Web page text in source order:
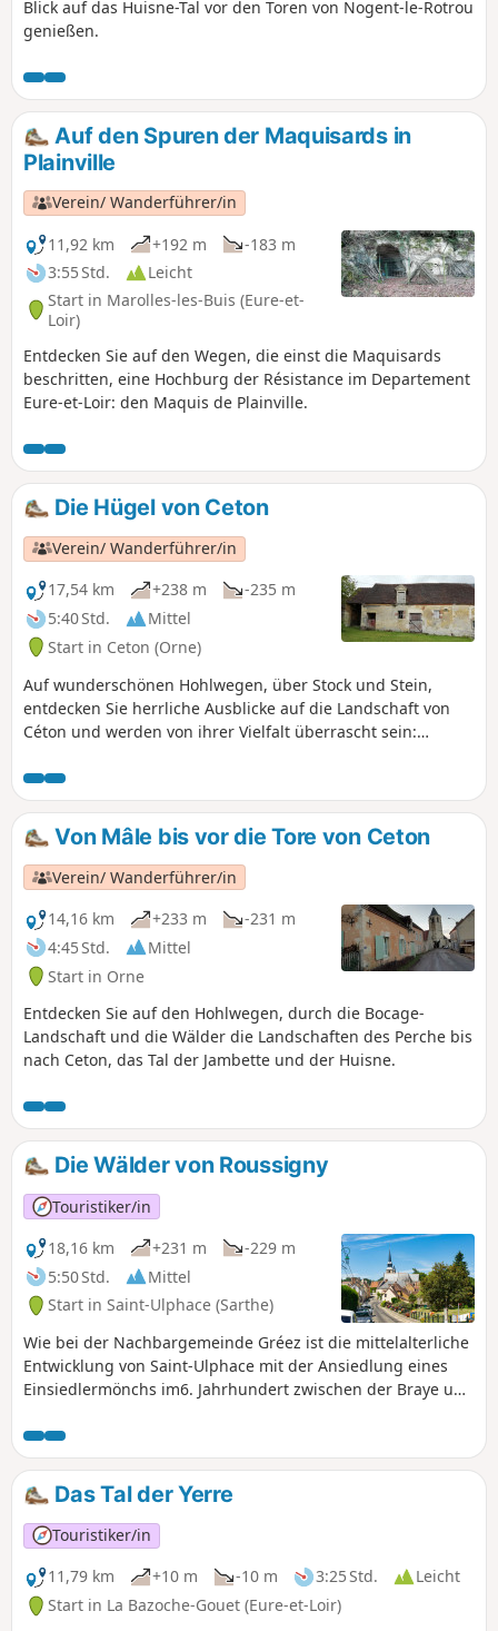
Blick auf das Huisne-Tal vor den Toren von Nogent-le-Rotrou
genießen.
Auf den Spuren der Maquisards in
Plainville
Verein/ Wanderführer/in
11,92 km
+192 m
-183 m
3:55 Std.
Leicht
Start in Marolles-les-Buis (Eure-et-
Loir)
Entdecken Sie auf den Wegen, die einst die Maquisards
beschritten, eine Hochburg der Résistance im Departement
Eure-et-Loir: den Maquis de Plainville.
Die Hügel von Ceton
Verein/ Wanderführer/in
17,54 km
+238 m
-235 m
5:40 Std.
Mittel
Start in Ceton (Orne)
Auf wunderschönen Hohlwegen, über Stock und Stein,
entdecken Sie herrliche Ausblicke auf die Landschaft von
Céton und werden von ihrer Vielfalt überrascht sein:
Von Mâle bis vor die Tore von Ceton
Verein/ Wanderführer/in
14,16 km
+233 m
-231 m
4:45 Std.
Mittel
Start in Orne
Entdecken Sie auf den Hohlwegen, durch die Bocage-
Landschaft und die Wälder die Landschaften des Perche bis
nach Ceton, das Tal der Jambette und der Huisne.
Die Wälder von Roussigny
Touristiker/in
18,16 km
+231 m
-229 m
5:50 Std.
Mittel
Start in Saint-Ulphace (Sarthe)
Wie bei der Nachbargemeinde Gréez ist die mittelalterliche
Entwicklung von Saint-Ulphace mit der Ansiedlung eines
Einsiedlermönchs im6. Jahrhundert zwischen der Braye und
Saint-Ulphace führte zur Urbarmachung der umliegenden
Ländereien und zur Ansiedlung christlicher
Bevölkerungsgruppen, woraufhin die Pfarrei gegründet
wurde, die erstmals im Jahr 802 erwähnt wird.
Das Tal der Yerre
Touristiker/in
11,79 km
+10 m -10 m 3:25 Std.
Leicht
Start in La Bazoche-Gouet (Eure-et-Loir)